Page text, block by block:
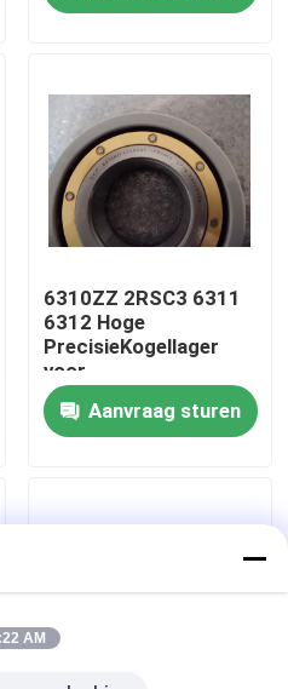
6310ZZ 2RSC3 6311
6312 Hoge
PrecisieKogellager
voor
Landbouwmachines
Aanvraag sturen
AM